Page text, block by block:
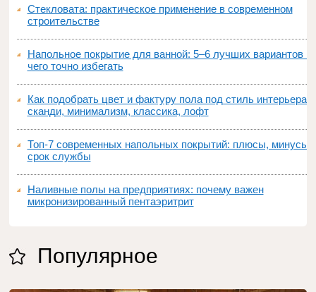
Стекловата: практическое применение в современном
строительстве
Напольное покрытие для ванной: 5–6 лучших вариантов и
чего точно избегать
Как подобрать цвет и фактуру пола под стиль интерьера:
сканди, минимализм, классика, лофт
Топ‑7 современных напольных покрытий: плюсы, минусы,
срок службы
Наливные полы на предприятиях: почему важен
микронизированный пентаэритрит
Популярное